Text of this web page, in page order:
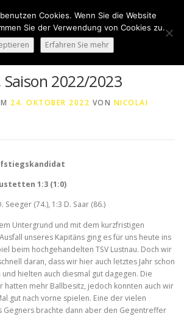
2022/2023
24. OKTOBER 2022 VON NICOLAI
1:3 (1:0)
Seeger (74.), 1:3 D. Saar (86.)
Untergrund und mit dem kurzfristigen
unseres Kapitäns ging es für uns heute ins
beim hochgehandelten TSV Lustnau. Doch wir
daran, dass wir hier auch letztes Jahr schon
hielten auch diesmal gut dagegen. Die
hatten mehr Ballbesitz, jedoch konnten auch wir
gut nach vorne spielen. Eine der vielen
Gegners brachte dann aber den Gegentreffer
Cookies. Wenn Sie die Website
Sie der Verwendung von Cookies zu.
Erfahren Sie mehr